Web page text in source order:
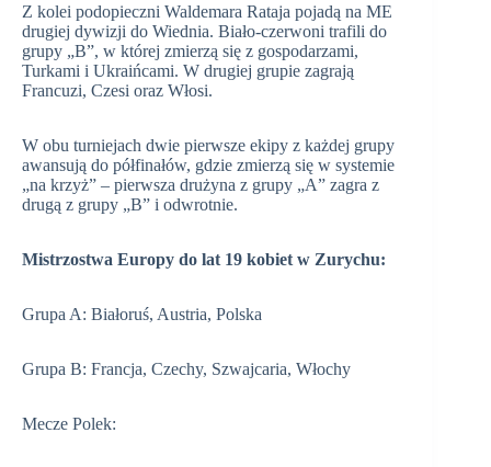
Z kolei podopieczni Waldemara Rataja pojadą na ME
drugiej dywizji do Wiednia. Biało-czerwoni trafili do
grupy „B”, w której zmierzą się z gospodarzami,
Turkami i Ukraińcami. W drugiej grupie zagrają
Francuzi, Czesi oraz Włosi.
W obu turniejach dwie pierwsze ekipy z każdej grupy
awansują do półfinałów, gdzie zmierzą się w systemie
„na krzyż” – pierwsza drużyna z grupy „A” zagra z
drugą z grupy „B” i odwrotnie.
Mistrzostwa Europy do lat 19 kobiet w Zurychu:
Grupa A: Białoruś, Austria, Polska
Grupa B: Francja, Czechy, Szwajcaria, Włochy
Mecze Polek: